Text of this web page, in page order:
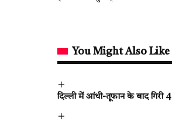
You Might Also Like
दिल्ली में आंधी-तूफान के बाद गिरी